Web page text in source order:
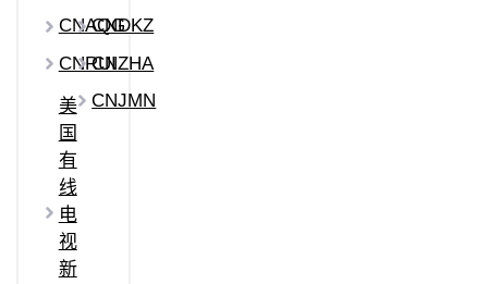
CNAQG
CNDKZ
CNRUICNZHA
美
国
有
线
电
视
新
CNJMN